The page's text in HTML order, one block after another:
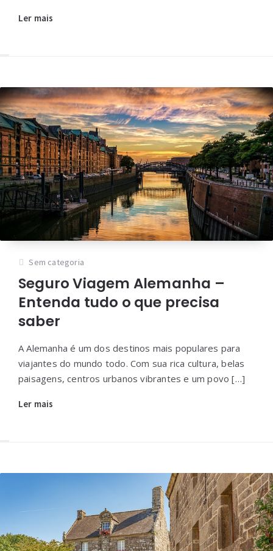
Ler mais
Sem categoria
Seguro Viagem Alemanha –
Entenda tudo o que precisa
saber
A Alemanha é um dos destinos mais populares para
viajantes do mundo todo. Com sua rica cultura, belas
paisagens, centros urbanos vibrantes e um povo […]
Ler mais